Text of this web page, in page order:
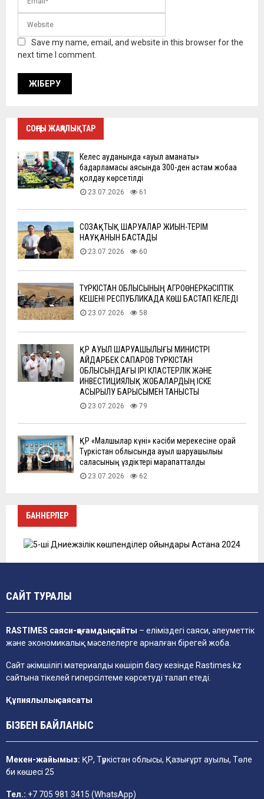
Save my name, email, and website in this browser for the
next time I comment.
СОҢҒЫ ЖАҢАЛЫҚТАР
Келес ауданында «ауыл аманаты»
бағдарламасы аясында 300-ден астам жобаға
қолдау көрсетілді
23.07.2026 61
СОЗАҚТЫҚ ШАРУАЛАР ЖИЫН-ТЕРІМ
НАУҚАНЫН БАСТАДЫ
23.07.2026 60
ТҮРКІСТАН ОБЛЫСЫНЫҢ АГРОӨНЕРКӘСІПТІК
КЕШЕНІ РЕСПУБЛИКАДА КӨШ БАСТАП КЕЛЕДІ
23.07.2026 58
ҚР АУЫЛ ШАРУАШЫЛЫҒЫ МИНИСТРІ
АЙДАРБЕК САПАРОВ ТҮРКІСТАН
ОБЛЫСЫНДАҒЫ ІРІ КЛАСТЕРЛІК ЖӘНЕ
ИНВЕСТИЦИЯЛЫҚ ЖОБАЛАРДЫҢ ІСКЕ
АСЫРЫЛУ БАРЫСЫМЕН ТАНЫСТЫ
23.07.2026 79
ҚР «Малшылар күні» кәсіби мерекесіне орай
Түркістан облысында ауыл шаруашылығы
саласының үздіктері марапатталды
23.07.2026 62
БАННЕРЛЕР
САЙТ ТУРАЛЫ
RASTIMES саяси-қоғамдық сайты – еліміздегі саяси, әлеуметтік
және экономикалық мәселелерге арналған бірегей жоба.
Сайт әкімшілігі материалды көшіріп басу кезінде Rastimes.kz
сайтына тікелей гиперсілтеме көрсетуді талап етеді.
Құпиялылық саясаты
БІЗБЕН БАЙЛАНЫС
Мекен-жайымыз: ҚР, Түркістан облысы, Қазығұрт ауылы, Төле
би көшесі 25
Тел.: +7 705 981 3415 (WhatsApp)